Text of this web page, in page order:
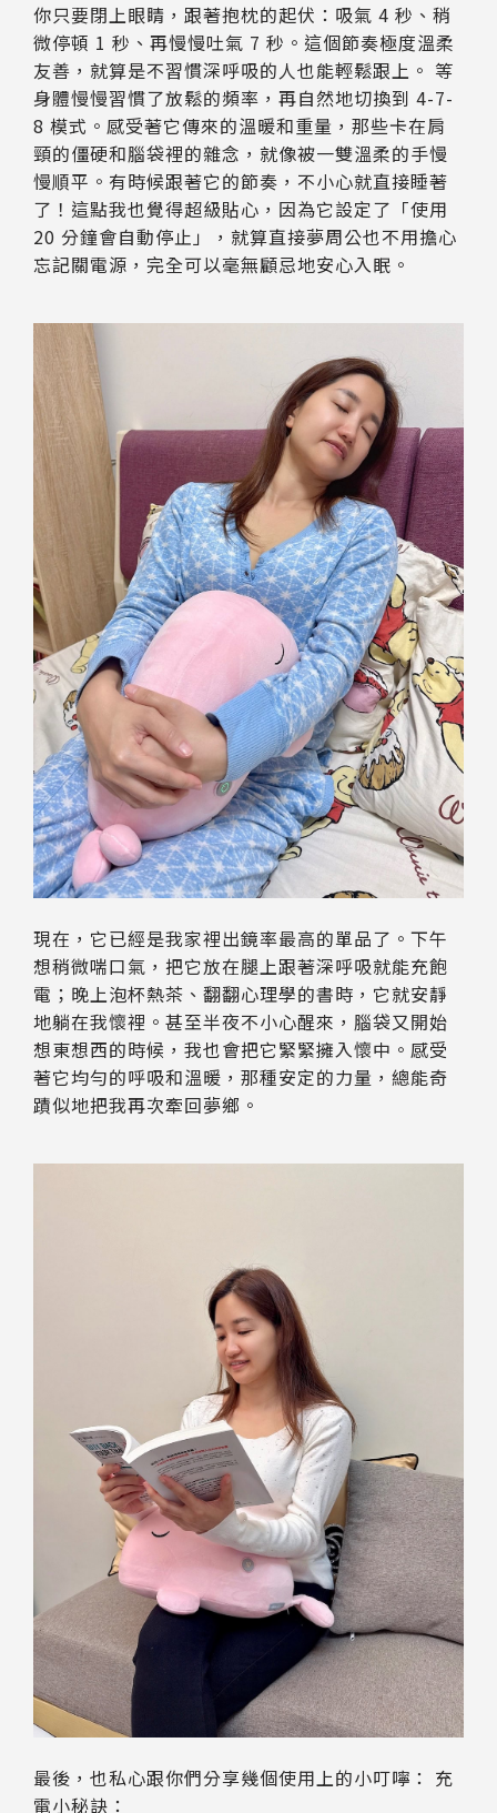
你只要閉上眼睛，跟著抱枕的起伏：吸氣 4 秒、稍
微停頓 1 秒、再慢慢吐氣 7 秒。這個節奏極度溫柔
友善，就算是不習慣深呼吸的人也能輕鬆跟上。 等
身體慢慢習慣了放鬆的頻率，再自然地切換到 4-7-
8 模式。感受著它傳來的溫暖和重量，那些卡在肩
頸的僵硬和腦袋裡的雜念，就像被一雙溫柔的手慢
慢順平。有時候跟著它的節奏，不小心就直接睡著
了！這點我也覺得超級貼心，因為它設定了「使用
20 分鐘會自動停止」，就算直接夢周公也不用擔心
忘記關電源，完全可以毫無顧忌地安心入眠。
現在，它已經是我家裡出鏡率最高的單品了。下午
想稍微喘口氣，把它放在腿上跟著深呼吸就能充飽
電；晚上泡杯熱茶、翻翻心理學的書時，它就安靜
地躺在我懷裡。甚至半夜不小心醒來，腦袋又開始
想東想西的時候，我也會把它緊緊擁入懷中。感受
著它均勻的呼吸和溫暖，那種安定的力量，總能奇
蹟似地把我再次牽回夢鄉。
最後，也私心跟你們分享幾個使用上的小叮嚀： 充
電小秘訣：